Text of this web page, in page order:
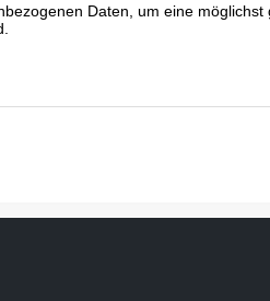
Daten, um eine